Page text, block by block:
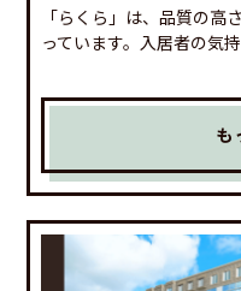
「らくら」は、品質の高
っています。入居者の気
も